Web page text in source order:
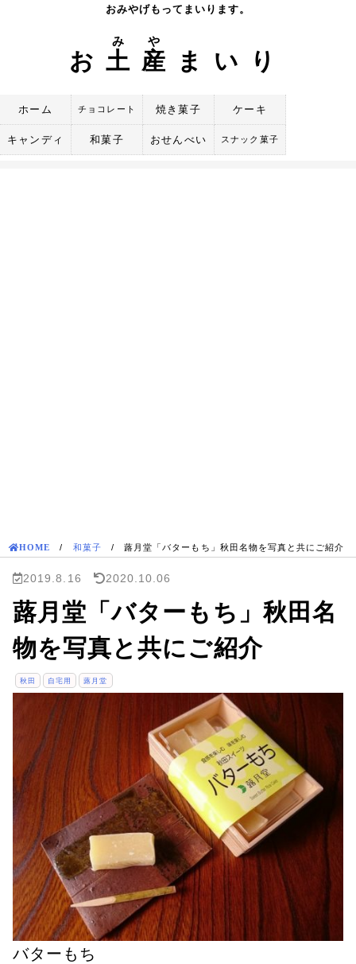
おみやげもってまいります。
お 土
み
産
や
まいり
ホーム チョコレート 焼き菓子 ケーキ
キャンディ 和菓子 おせんべい スナック菓子
HOME / 和菓子 / 蕗月堂「バターもち」秋田名物を写真と共にご紹介
2019.8.16 2020.10.06
蕗月堂「バターもち」秋田名
物を写真と共にご紹介
秋田 自宅用 蕗月堂
バターもち